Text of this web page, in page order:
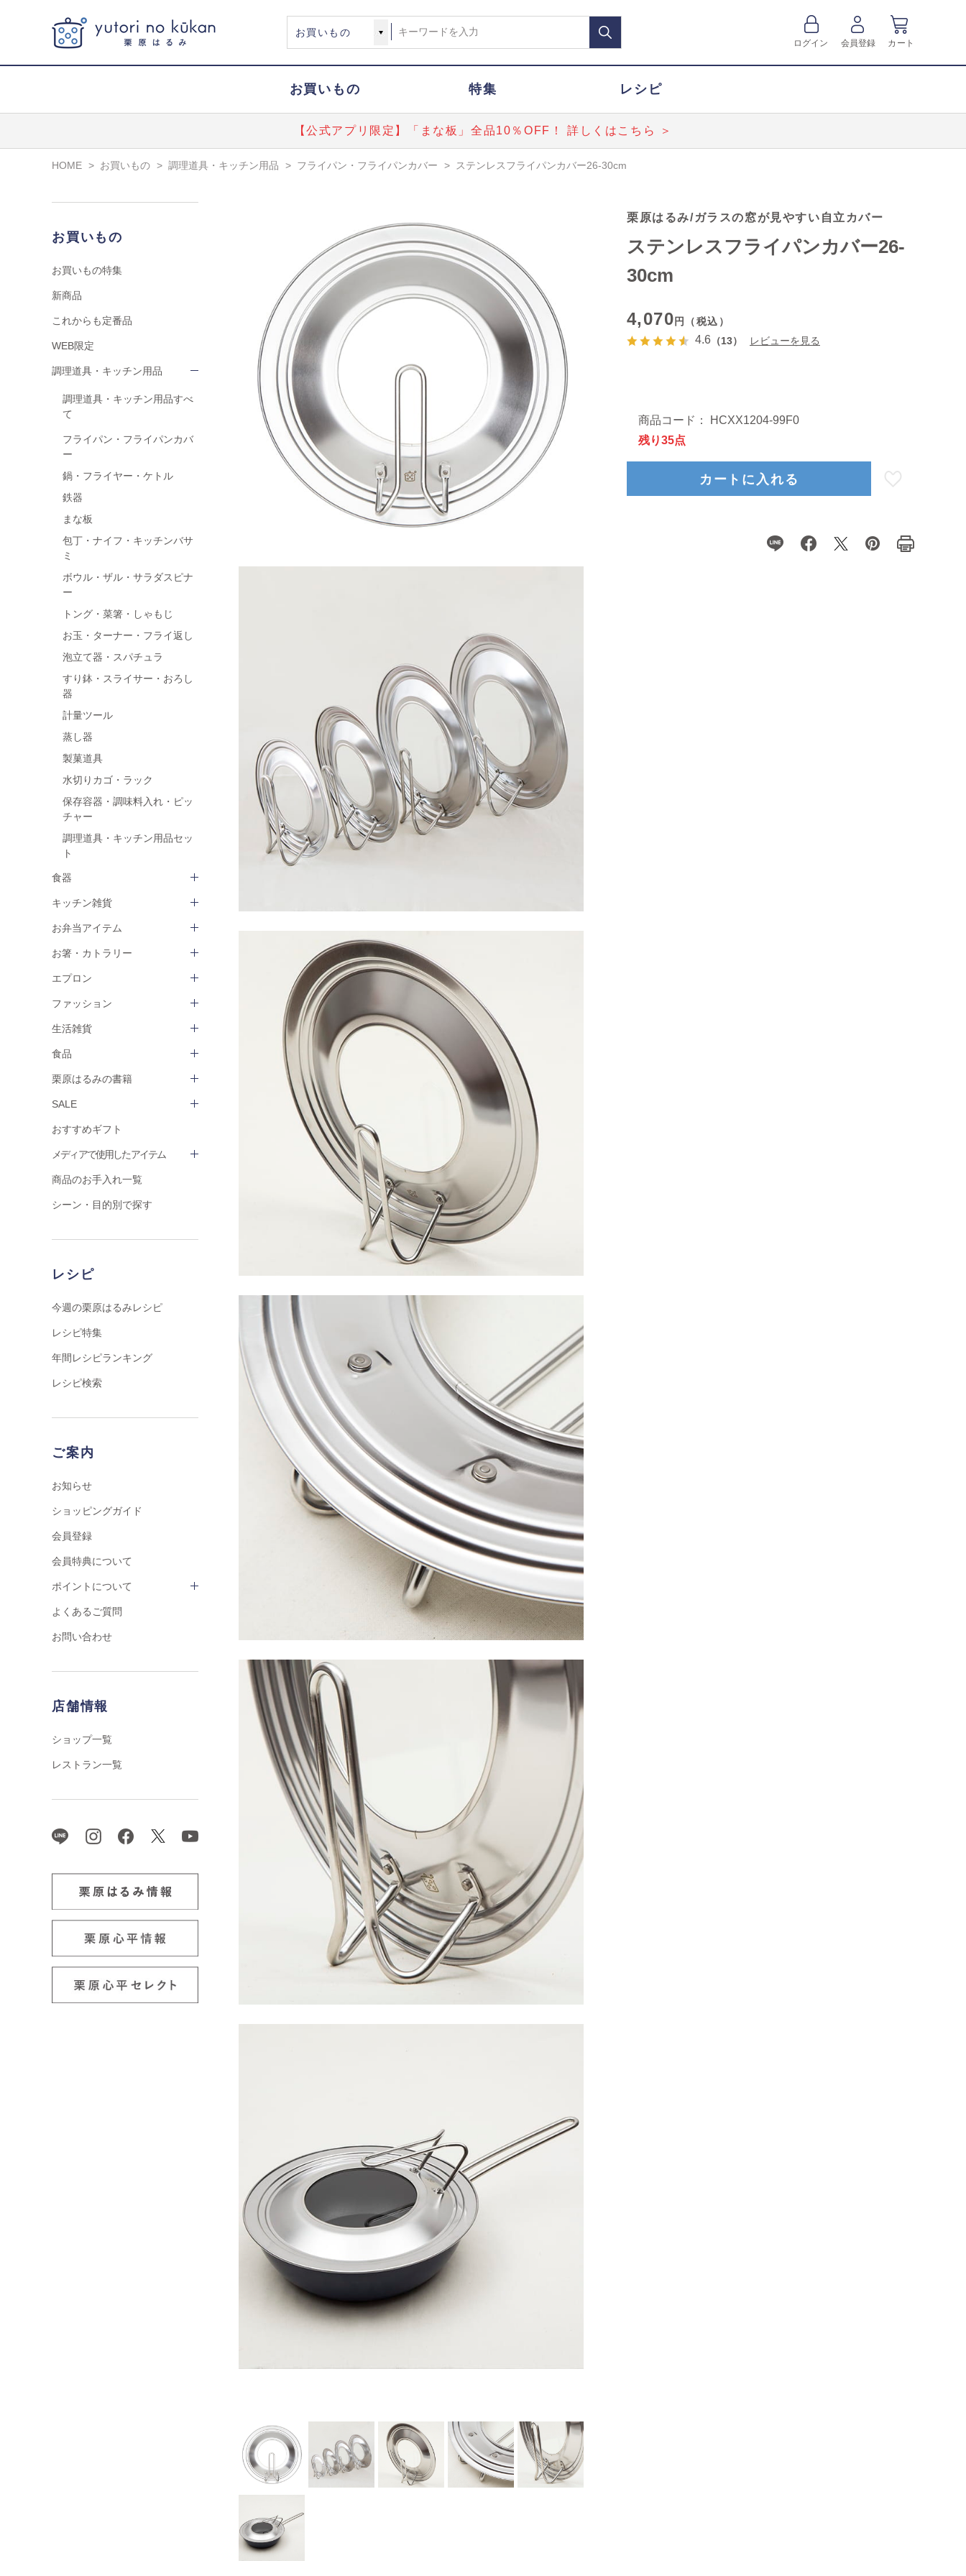
ログイン 会員登録 カート
お買いもの 特集 レシピ
【公式アプリ限定】「まな板」全品10％OFF！ 詳しくはこちら ＞
HOME > お買いもの > 調理道具・キッチン用品 > フライパン・フライパンカバー > ステンレスフライパンカバー26-30cm
お買いもの
お買いもの特集
新商品
これからも定番品
WEB限定
調理道具・キッチン用品
調理道具・キッチン用品すべ
て
フライパン・フライパンカバ
ー
鍋・フライヤー・ケトル
鉄器
まな板
包丁・ナイフ・キッチンバサ
ミ
ボウル・ザル・サラダスピナ
ー
トング・菜箸・しゃもじ
お玉・ターナー・フライ返し
泡立て器・スパチュラ
すり鉢・スライサー・おろし
器
計量ツール
蒸し器
製菓道具
水切りカゴ・ラック
保存容器・調味料入れ・ピッ
チャー
調理道具・キッチン用品セッ
ト
食器
キッチン雑貨
お弁当アイテム
お箸・カトラリー
エプロン
ファッション
生活雑貨
食品
栗原はるみの書籍
SALE
おすすめギフト
メディアで使用したアイテム
商品のお手入れ一覧
シーン・目的別で探す
レシピ
今週の栗原はるみレシピ
レシピ特集
年間レシピランキング
レシピ検索
ご案内
お知らせ
ショッピングガイド
会員登録
会員特典について
ポイントについて
よくあるご質問
お問い合わせ
店舗情報
ショップ一覧
レストラン一覧
栗原はるみ/ガラスの窓が見やすい自立カバー
ステンレスフライパンカバー26-
30cm
4,070円（税込）
4.6 （13） レビューを見る
商品コード：
HCXX1204-99F0
残り35点
カートに入れる